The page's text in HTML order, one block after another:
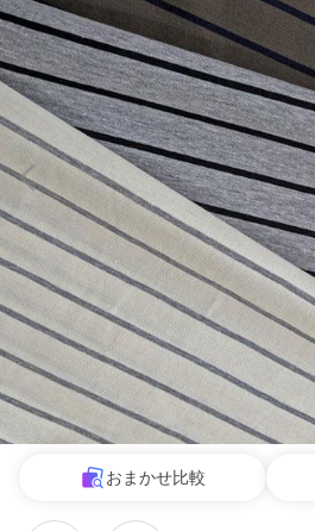
おまかせ比較